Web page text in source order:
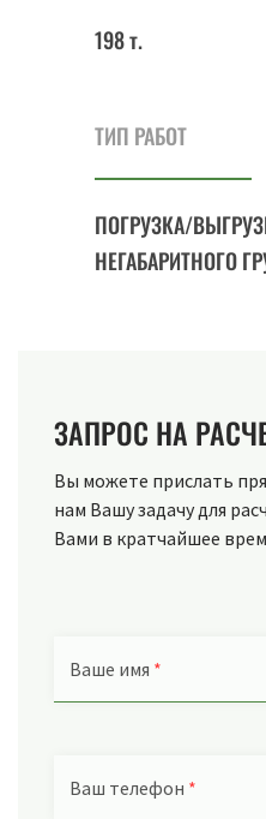
198 т.
ТИП РАБОТ
ПОГРУЗКА/
НЕГАБАРИТНОГО
ЗАПРОС НА
Вы можете прислать
нам Вашу задачу для
Вами в кратчайшее
Ваше имя *
Ваш телефон *